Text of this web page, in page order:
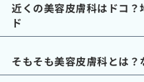
近くの美容皮膚科はドコ
ド
そもそも美容皮膚科とは？